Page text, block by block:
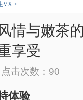
VX >
情与嫩茶
享受
击次数：90
体验